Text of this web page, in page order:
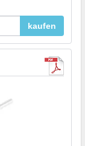
kaufen